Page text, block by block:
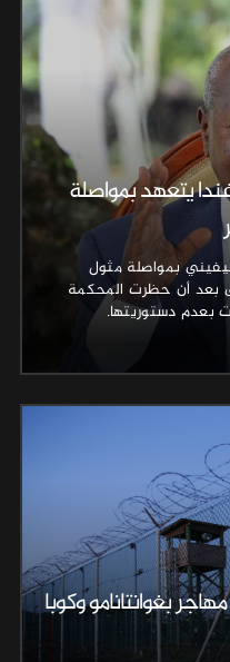
يتعهد بمواصلة
بمواصلة مثول
بعد أن حظرت المحكمة
بعدم دستوريتها.
باحتجاز 30 ألف مهاجر بغوانتانامو وكوبا